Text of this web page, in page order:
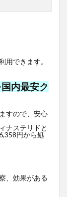
用できます。
内最安ク
すので、安心
ナステリドと
円から処
、効果がある